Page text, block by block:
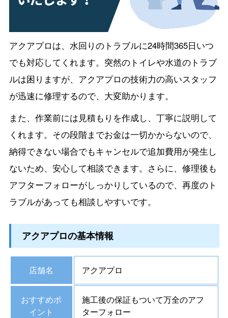
アクアプロは、水回りのトラブルに24時間365日いつ
でも対応してくれます。突然のトイレや水道のトラブ
ルは困りますが、アクアプロの技術力の高いスタッフ
が迅速に修理するので、大変助かります。
また、作業前には見積もりを作成し、丁寧に説明して
くれます。その段階までお金は一切かからないので、
納得できない場合でもキャンセルで追加費用が発生し
ないため、安心して相談できます。さらに、修理後も
アフターフォローがしっかりしているので、再度のト
ラブルがあっても相談しやすいです。
アクアプロの基本情報
店舗名 アクアプロ
おすすめポ
イント
施工後の保証もついて万全のアフ
ターフォロー